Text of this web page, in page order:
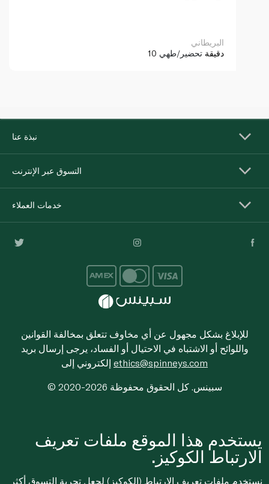
البريطاني
10 دقيقة تحضير/طهي
نبذة عنا
التسوق عبر الإنترنت
خدمات العملاء
للإبلاغ بشكل مجهول عن أي مخاوف تتعلق بمخالفة القوانين
واللوائح أو الاشتباه في الاحتيال أو الفساد، يرجى إرسال بريد
ethics@spinneys.com
© 2020-2026 سبينس. كل الحقوق محفوظة
يستخدم هذا الموقع ملفات تعريف
الارتباط الكوكيز.
نستخدم ملفات تعريف الارتباط (الكوكيز) لجعل تجربة التسوق أكثر